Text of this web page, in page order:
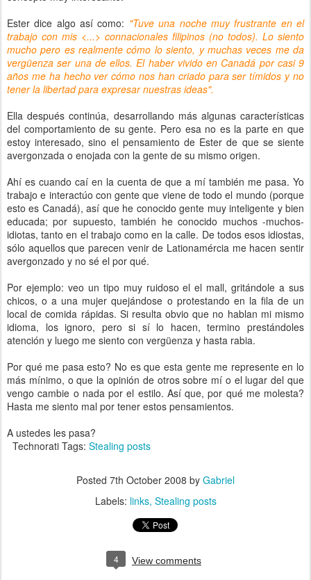
Ester dice algo así como: "Tuve una noche muy frustrante en el
trabajo con mis <...> connacionales filipinos (no todos). Lo siento
mucho pero es realmente cómo lo siento, y muchas veces me da
vergüenza ser una de ellos. El haber vivido en Canadá por casi 9
años me ha hecho ver cómo nos han criado para ser tímidos y no
tener la libertad para expresar nuestras ideas".
Ella después continúa, desarrollando más algunas características
del comportamiento de su gente. Pero esa no es la parte en que
estoy interesado, sino el pensamiento de Ester de que se siente
avergonzada o enojada con la gente de su mismo origen.
Ahí es cuando caí en la cuenta de que a mí también me pasa. Yo
trabajo e interactúo con gente que viene de todo el mundo (porque
esto es Canadá), así que he conocido gente muy inteligente y bien
educada; por supuesto, también he conocido muchos -muchos-
idiotas, tanto en el trabajo como en la calle. De todos esos idiostas,
sólo aquellos que parecen venir de Lationamércia me hacen sentir
avergonzado y no sé el por qué.
Por ejemplo: veo un tipo muy ruidoso el el mall, gritándole a sus
chicos, o a una mujer quejándose o protestando en la fila de un
local de comida rápidas. Si resulta obvio que no hablan mi mismo
idioma, los ignoro, pero si sí lo hacen, termino prestándoles
atención y luego me siento con vergüenza y hasta rabia.
Por qué me pasa esto? No es que esta gente me represente en lo
más mínimo, o que la opinión de otros sobre mí o el lugar del que
vengo cambie o nada por el estilo. Así que, por qué me molesta?
Hasta me siento mal por tener estos pensamientos.
A ustedes les pasa?
Technorati Tags: Stealing posts
Posted 7th October 2008 by Gabriel
Labels: links Stealing posts
4 View comments